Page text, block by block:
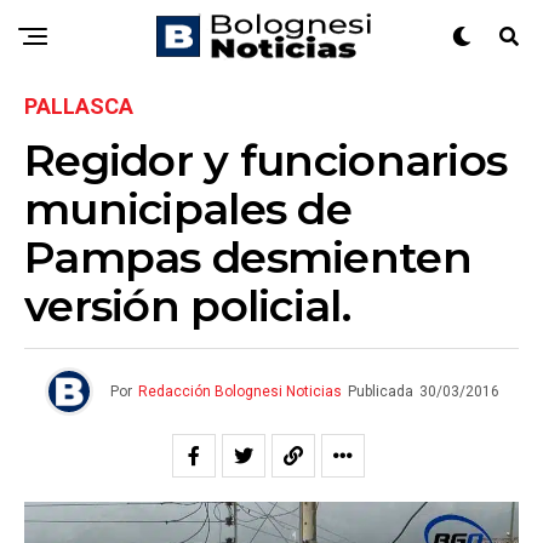
PALLASCA
Regidor y funcionarios
municipales de
Pampas desmienten
versión policial.
Por Redacción Bolognesi Noticias Publicada 30/03/2016